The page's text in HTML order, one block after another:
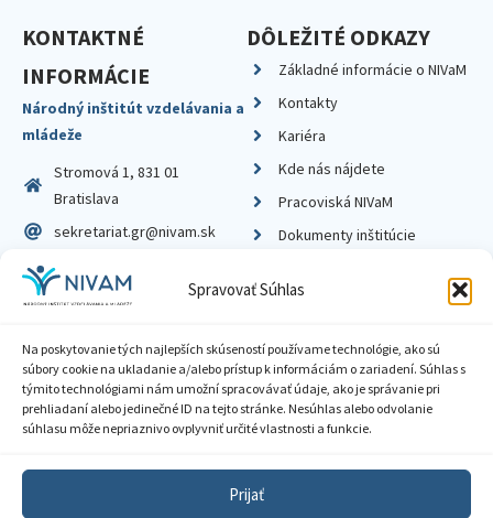
Spravovať Súhlas
Na poskytovanie tých najlepších skúseností používame technológie, ako sú
súbory cookie na ukladanie a/alebo prístup k informáciám o zariadení. Súhlas s
týmito technológiami nám umožní spracovávať údaje, ako je správanie pri
prehliadaní alebo jedinečné ID na tejto stránke. Nesúhlas alebo odvolanie
súhlasu môže nepriaznivo ovplyvniť určité vlastnosti a funkcie.
Prijať
KONTAKTNÉ
INFORMÁCIE
Národný inštitút vzdelávania a
mládeže
Stromová 1, 831 01
Bratislava
sekretariat.gr@nivam.sk
IČO: 00164348
DIČ: 2020798714
DÔLEŽITÉ ODKAZY
Základné informácie o NIVaM
Kontakty
Kariéra
Kde nás nájdete
Pracoviská NIVaM
Dokumenty inštitúcie
Zásady ochrany súkromia
Sprístupnenie informácií